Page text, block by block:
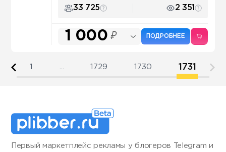
33 725 2 351
1 000 ₽ ПОДРОБНЕЕ
1729 1730 1731
Первый маркетплейс рекламы у блогеров Telegram и